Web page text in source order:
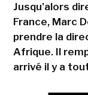
Jusqu'alors
France, Marc
prendre la
Afrique. Il
arrivé il y a